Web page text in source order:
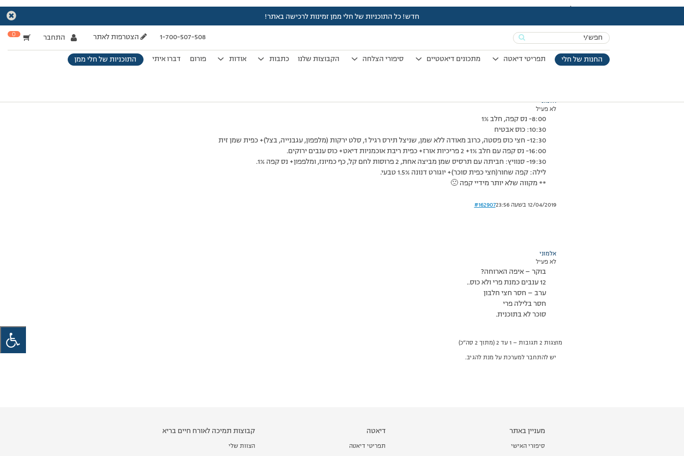
חדש! כל התוכניות של חלי ממן זמינות לרכישה באתר!
Search
for:
1-700-507-508 הצטרפות לאתר התחבר 0
החנות של חלי תפריטי דיאטה מתכונים דיאטטיים סיפורי הצלחה הקבוצות שלנו כתבות אודות פורום דברו איתי התוכניות של חלי ממן
עמוד הבית>דיונים>פורום>רישום יום ג'
מוצגות 2 תגובות – 1 עד 2 (מתוך 2 סה״כ)
20/07/2010 בשעה 21:04
#162906
אלמוני
לא פעיל
8:00- נס קפה, חלב 1%
10:30: כוס אבטיח
12:30- חצי כוס פסטה, כרוב מאודה ללא שמן, שניצל תירס רגיל 1, סלט ירקות (מלפפון, עגבנייה, בצל)+ כפית שמן זית
16:00- נס קפה עם חלב 1%+ 2 פריכיות אורז+ כפית ריבת אוכמניות דיאט+ כוס ענבים ירוקים.
19:30- סנוויץ: חביתה עם תרסיס שמן מביצה אחת, 2 פרוסות לחם קל, כף כמיונז, ומלפפון+ נס קפה 1%.
לילה: קפה שחור(חצי כפית סוכר)+ יוגורט דנונה 1.5% טבעי.
** מקווה שלא יותר מידיי קפה 🙁
12/04/2019 בשעה 23:56 #162907
אלמוני
לא פעיל
בוקר – איפה הארוחה?
12 ענבים כמנת פרי ולא כוס..
ערב – חסר חצי חלבון
חסר בלילה פרי
סוכר לא בתוכנית.
מוצגות 2 תגובות – 1 עד 2 (מתוך 2 סה״כ)
יש להתחבר למערכת על מנת להגיב.
מעניין באתר
סיפורי האישי
דיאטה
תפריטי דיאטה
קבוצות תמיכה לאורח חיים בריא
הצוות שלי